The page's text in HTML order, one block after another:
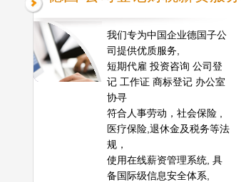
我们专为中国企业德国子公
司提供优质服务,
短期代雇 投资咨询 公司登
记 工作证 商标登记 办公室
协寻
符合人事劳动，社会保险 ,
医疗保险,退休金及税务等法
规，
使用在线薪资管理系统, 具
备国际级信息安全体系,